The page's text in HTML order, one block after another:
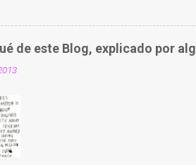
encierran. Desoyendo
cumpleaños 50.
de este Blog, explicado por